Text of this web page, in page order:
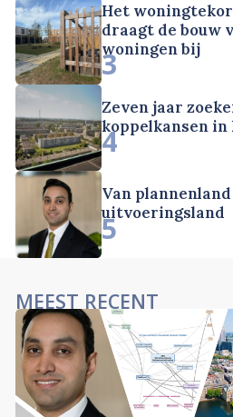
Het
draagt de bouw
woningen bij
3
Zeven jaar
koppelkansen
4
Van
uitvoeringsland
5
MEEST RECENT